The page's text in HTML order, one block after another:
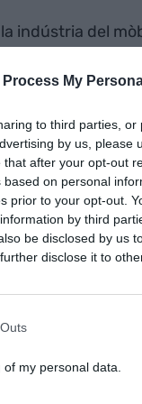
Process My
to third parties,
by us, please
after your opt-out
on personal
prior to your opt-out.
by third
be disclosed by us
disclose it to
my personal data.
indústria del
el
de KT
Leng, i la
d'altres.
delegat de
i
; els consellers
Alibaba